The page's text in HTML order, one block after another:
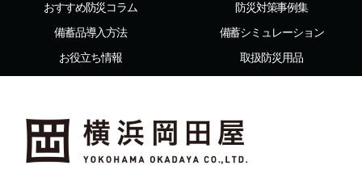
おすすめ防災コラム
防災対策事例集
備蓄品導入方法
備蓄シミュレーション
お役立ち情報
取扱防災用品